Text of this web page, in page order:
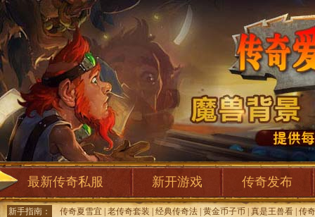
最新传奇私服 新开游戏 传奇发布
新手指南： 传奇夏雪宜 老传奇套装 经典传奇法 黄金币子币 真是王兽看 传